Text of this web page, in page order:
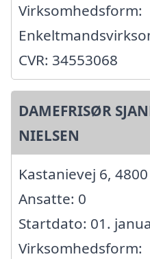
Virksomhedsform:
CVR: 34553068
DAMEFRISØR
NIELSEN
Kastanievej 6,
Ansatte: 0
Startdato: 01.
Virksomhedsform: